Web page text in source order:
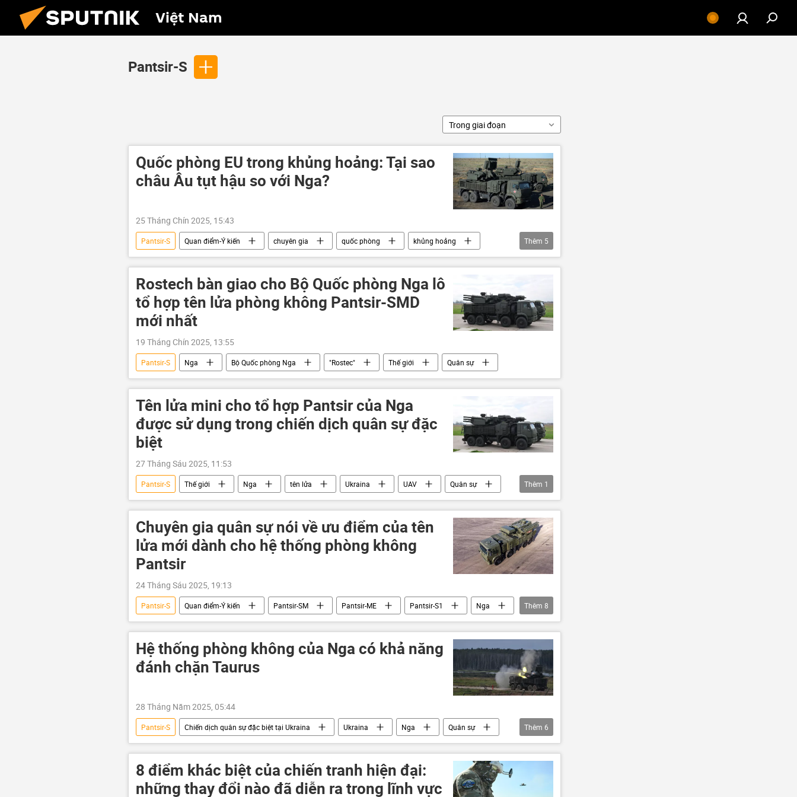
Việt Nam
Pantsir-S
Trong giai đoạn
Quốc phòng EU trong khủng hoảng: Tại sao
châu Âu tụt hậu so với Nga?
25 Tháng Chín 2025, 15:43
Pantsir-S Quan điểm-Ý kiến chuyên gia quốc phòng
khủng hoảng
EU
Châu Âu Nga S-400 UAV
Thêm 5
Rostech bàn giao cho Bộ Quốc phòng Nga lô
tổ hợp tên lửa phòng không Pantsir-SMD
mới nhất
19 Tháng Chín 2025, 13:55
Pantsir-S Nga Bộ Quốc phòng Nga "Rostec" Thế giới Quân sự
Tên lửa mini cho tổ hợp Pantsir của Nga
được sử dụng trong chiến dịch quân sự đặc
biệt
27 Tháng Sáu 2025, 11:53
Pantsir-S Thế giới Nga tên lửa Ukraina UAV
Quân sự
"Rostec"
Thêm 1
Chuyên gia quân sự nói về ưu điểm của tên
lửa mới dành cho hệ thống phòng không
Pantsir
24 Tháng Sáu 2025, 19:13
Pantsir-S Quan điểm-Ý kiến Pantsir-SM Pantsir-ME Pantsir-S1
Nga
lực lượng vũ trang Nga
lực lượng vũ trang Quân sự
sản xuất
Quân đội Nga
quân đội quốc phòng hệ thống phòng không
Thêm 8
Hệ thống phòng không của Nga có khả năng
đánh chặn Taurus
28 Tháng Năm 2025, 05:44
Pantsir-S Chiến dịch quân sự đặc biệt tại Ukraina Ukraina Nga
Quân sự
Thế giới
hệ thống phòng không S-400 Đức
Friedrich Merz
Bộ Quốc phòng Nga
Thêm 6
8 điểm khác biệt của chiến tranh hiện đại:
những thay đổi nào đã diễn ra trong lĩnh vực